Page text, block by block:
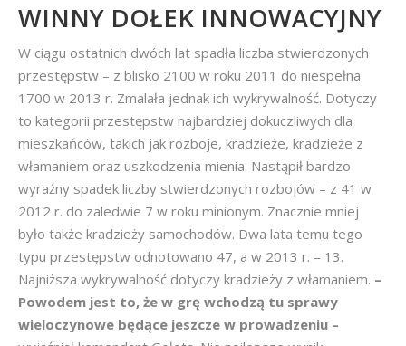
WINNY DOŁEK INNOWACYJNY
W ciągu ostatnich dwóch lat spadła liczba stwierdzonych
przestępstw – z blisko 2100 w roku 2011 do niespełna
1700 w 2013 r. Zmalała jednak ich wykrywalność. Dotyczy
to kategorii przestępstw najbardziej dokuczliwych dla
mieszkańców, takich jak rozboje, kradzieże, kradzieże z
włamaniem oraz uszkodzenia mienia. Nastąpił bardzo
wyraźny spadek liczby stwierdzonych rozbojów – z 41 w
2012 r. do zaledwie 7 w roku minionym. Znacznie mniej
było także kradzieży samochodów. Dwa lata temu tego
typu przestępstw odnotowano 47, a w 2013 r. – 13.
Najniższa wykrywalność dotyczy kradzieży z włamaniem. –
Powodem jest to, że w grę wchodzą tu sprawy
wieloczynowe będące jeszcze w prowadzeniu –